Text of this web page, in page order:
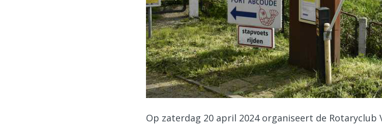
Op zaterdag 20 april 2024 organiseert de Rotaryclub